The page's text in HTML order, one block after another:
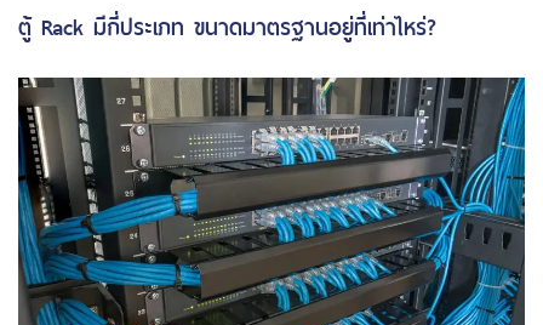
ตู้ Rack มีกี่ประเภท ขนาดมาตรฐานอยู่ที่เท่าไหร่?